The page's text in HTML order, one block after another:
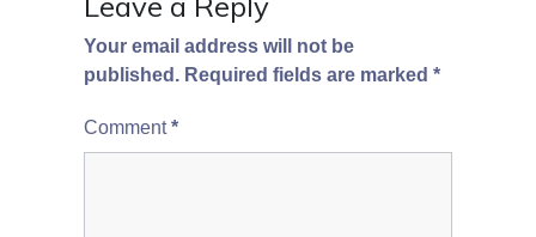
Your email address will not be
published. Required fields are marked *
Comment*